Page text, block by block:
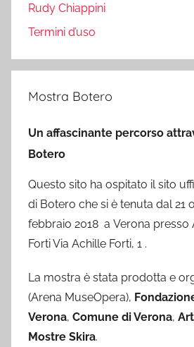
Rudy Chiappini
Termini d’uso
Mostra Botero
Un affascinante percorso
Botero
Questo sito ha ospitato il sito
di Botero che si è tenuta dal 21
febbraio 2018 a Verona presso
Forti Via Achille Forti, 1 .
La mostra è stata prodotta e
(Arena MuseOpera),
Verona, Comune di Verona,
Mostre Skira.